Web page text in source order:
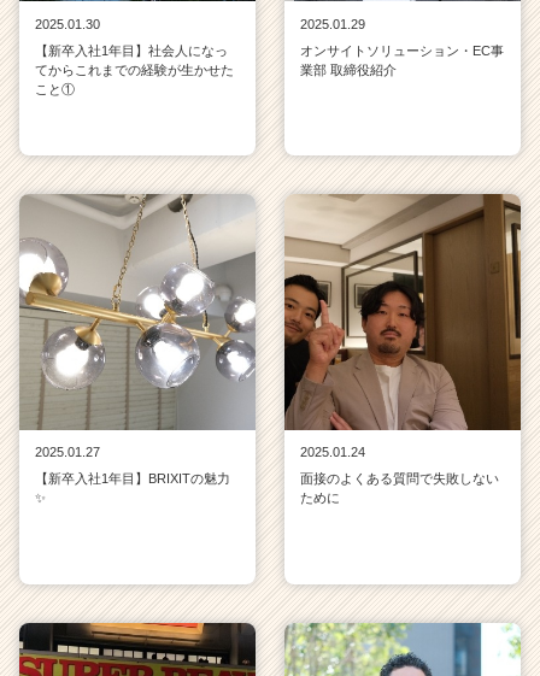
2025.01.30
【新卒入社1年目】社会人になっ
てからこれまでの経験が生かせた
こと①
2025.01.29
オンサイトソリューション・EC事
業部 取締役紹介
2025.01.27
【新卒入社1年目】BRIXITの魅力
✨
2025.01.24
面接のよくある質問で失敗しない
ために